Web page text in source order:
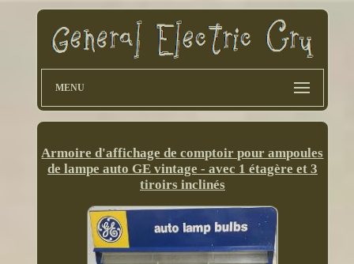
MENU
Armoire d'affichage de comptoir pour ampoules
de lampe auto GE vintage - avec 1 étagère et 3
tiroirs inclinés